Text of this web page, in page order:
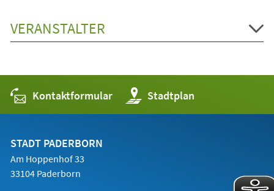
VERANSTALTER
Kontaktformular Stadtplan
(Öffnet
in
einem
STADT PADERBORN
Am Hoppenhof 33
33104 Paderborn